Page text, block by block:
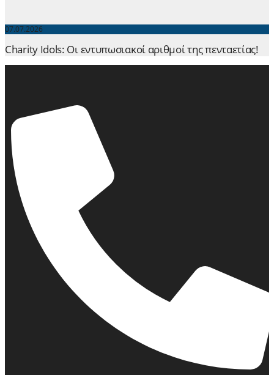
07.07.2026
Charity Idols: Οι εντυπωσιακοί αριθμοί της πενταετίας!